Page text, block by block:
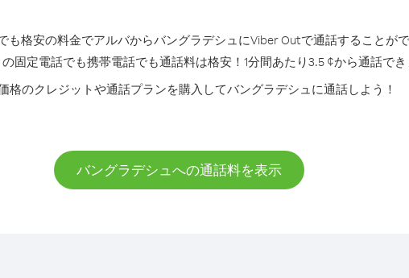
も格安の料金でアルバからバングラデシュにViber Outで通話することがで
固定電話でも携帯電話でも通話料は格安！1分間あたり3.5 ¢から通話でき
格のクレジットや通話プランを購入してバングラデシュに通話しよう！
バングラデシュへの通話料を表示